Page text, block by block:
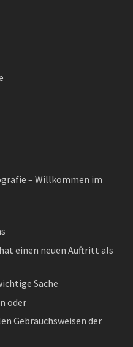
– Willkommen im
einen neuen Auftritt als
Sache
oder
Gebrauchsweisen der